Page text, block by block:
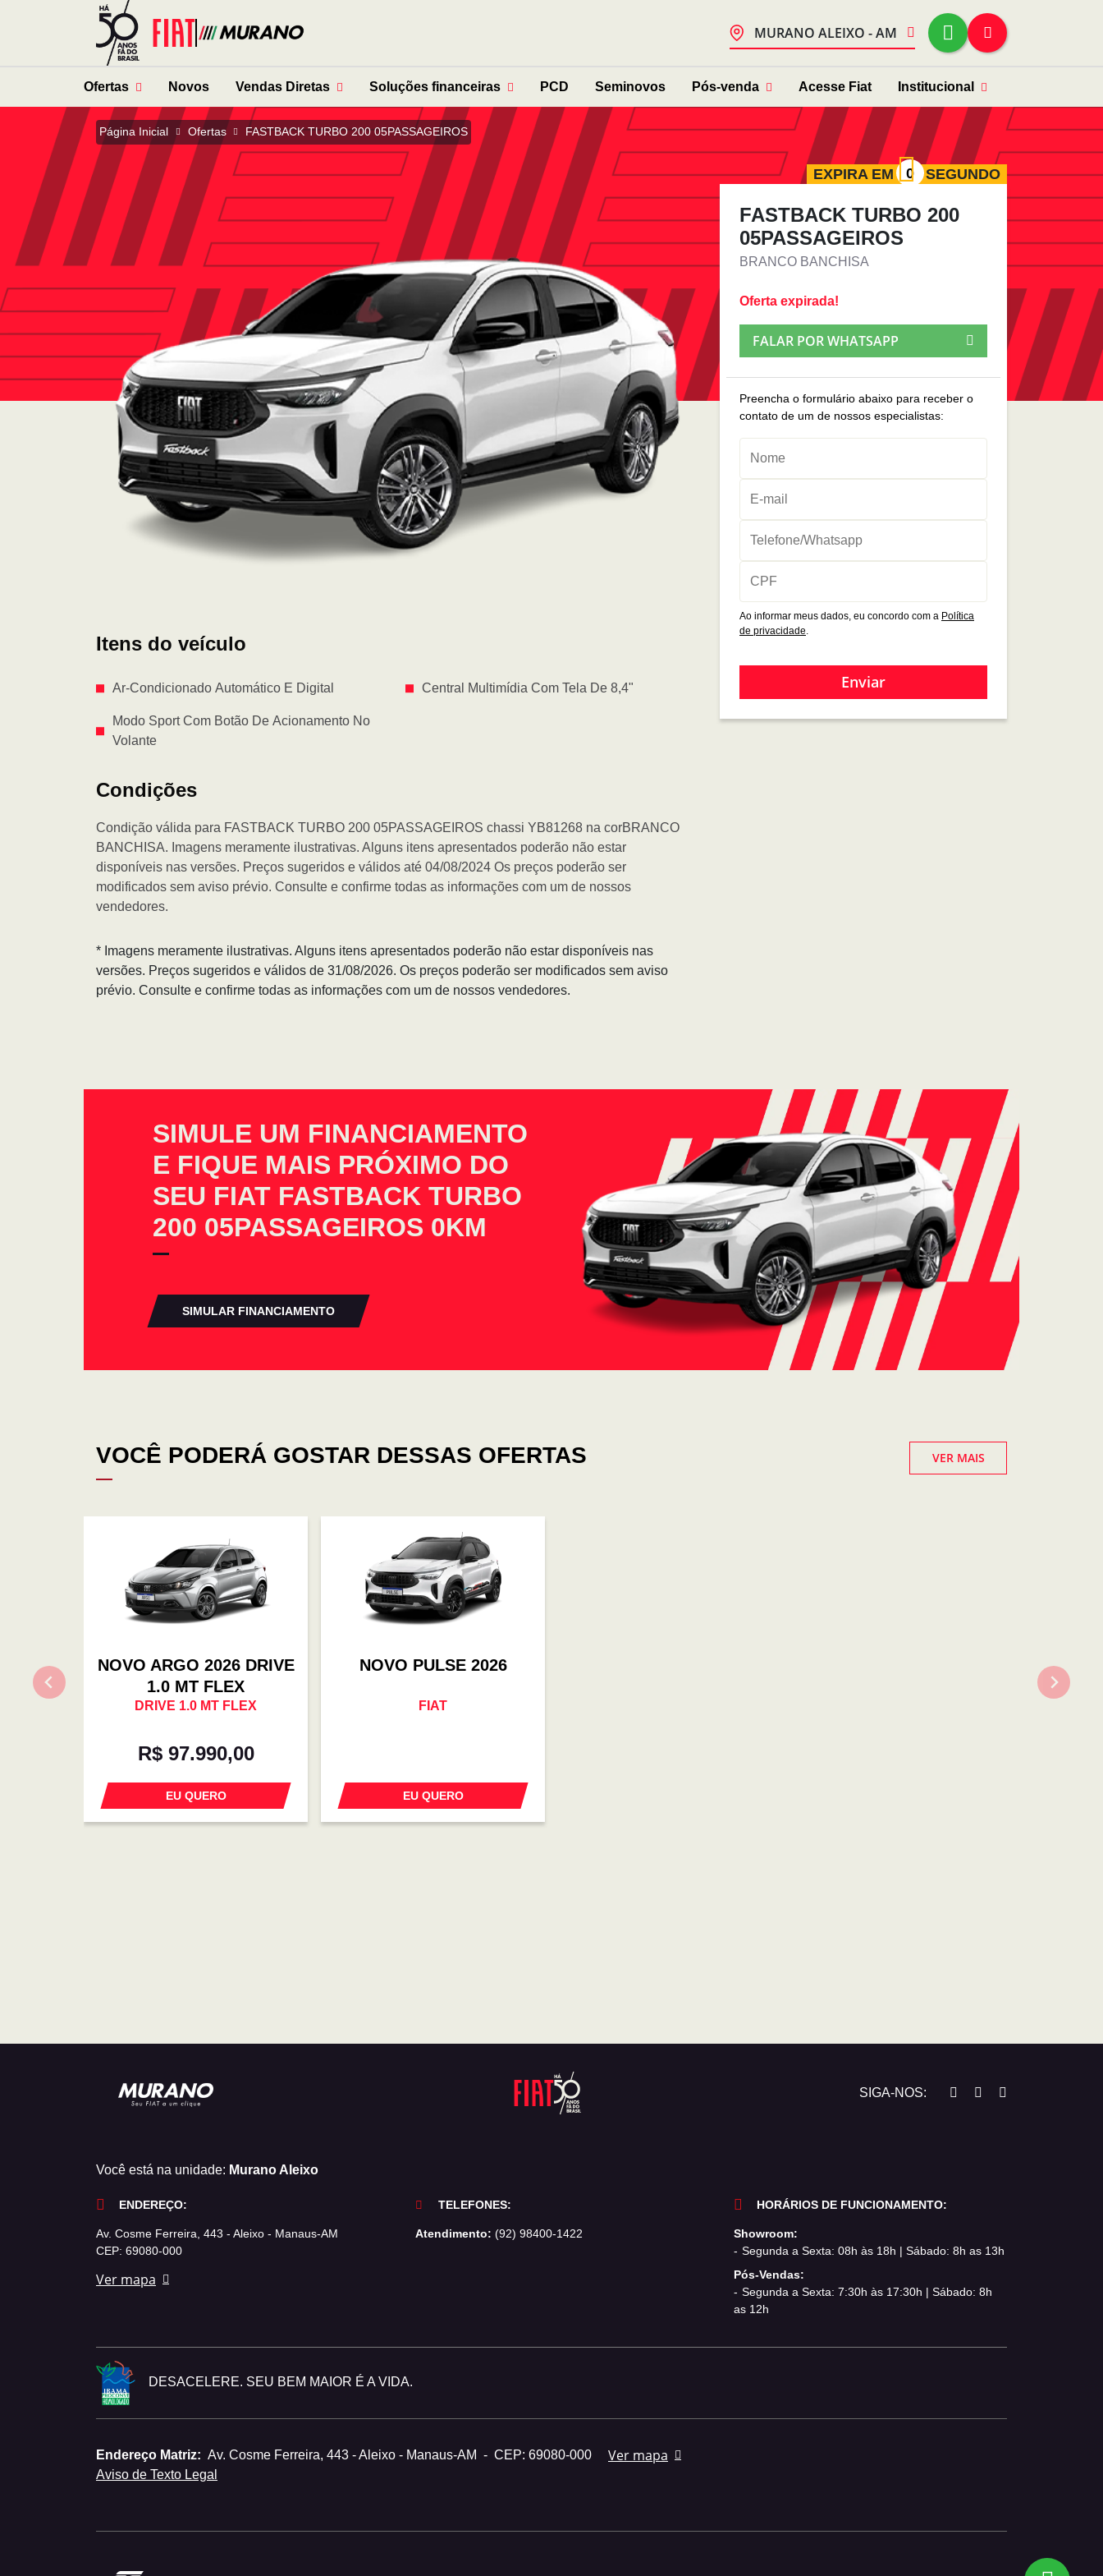
MURANO ALEIXO - AM
Ofertas Novos Vendas Diretas Soluções financeiras PCD Seminovos Pós-venda Acesse Fiat Institucional
Página Inicial Ofertas FASTBACK TURBO 200 05PASSAGEIROS
Itens do veículo
Ar-Condicionado Automático E Digital
Modo Sport Com Botão De Acionamento No
Volante
Central Multimídia Com Tela De 8,4"
Condições
Condição válida para FASTBACK TURBO 200 05PASSAGEIROS chassi YB81268 na corBRANCO
BANCHISA. Imagens meramente ilustrativas. Alguns itens apresentados poderão não estar
disponíveis nas versões. Preços sugeridos e válidos até 04/08/2024 Os preços poderão ser
modificados sem aviso prévio. Consulte e confirme todas as informações com um de nossos
vendedores.
* Imagens meramente ilustrativas. Alguns itens apresentados poderão não estar disponíveis nas
versões. Preços sugeridos e válidos de 31/08/2026. Os preços poderão ser modificados sem aviso
prévio. Consulte e confirme todas as informações com um de nossos vendedores.
EXPIRA EM SEGUNDO
FASTBACK TURBO 200
05PASSAGEIROS
BRANCO BANCHISA
Oferta expirada!
FALAR POR WHATSAPP
Preencha o formulário abaixo para receber o
contato de um de nossos especialistas:
Ao informar meus dados, eu concordo com a Política
de privacidade.
Enviar
SIMULE UM FINANCIAMENTO
E FIQUE MAIS PRÓXIMO DO
SEU FIAT FASTBACK TURBO
200 05PASSAGEIROS 0KM
SIMULAR FINANCIAMENTO
VOCÊ PODERÁ GOSTAR DESSAS OFERTAS VER MAIS
NOVO ARGO 2026 DRIVE
1.0 MT FLEX
DRIVE 1.0 MT FLEX
R$ 97.990,00
EU QUERO
NOVO PULSE 2026
FIAT
EU QUERO
SIGA-NOS:
Você está na unidade: Murano Aleixo
ENDEREÇO:
Av. Cosme Ferreira, 443 - Aleixo - Manaus-AM
CEP: 69080-000
Ver mapa
TELEFONES:
Atendimento: (92) 98400-1422
HORÁRIOS DE FUNCIONAMENTO:
Showroom:
Segunda a Sexta: 08h às 18h | Sábado: 8h as 13h
Pós-Vendas:
Segunda a Sexta: 7:30h às 17:30h | Sábado: 8h
as 12h
DESACELERE. SEU BEM MAIOR É A VIDA.
Endereço Matriz: Av. Cosme Ferreira, 443 - Aleixo - Manaus-AM - CEP: 69080-000 Ver mapa
Aviso de Texto Legal